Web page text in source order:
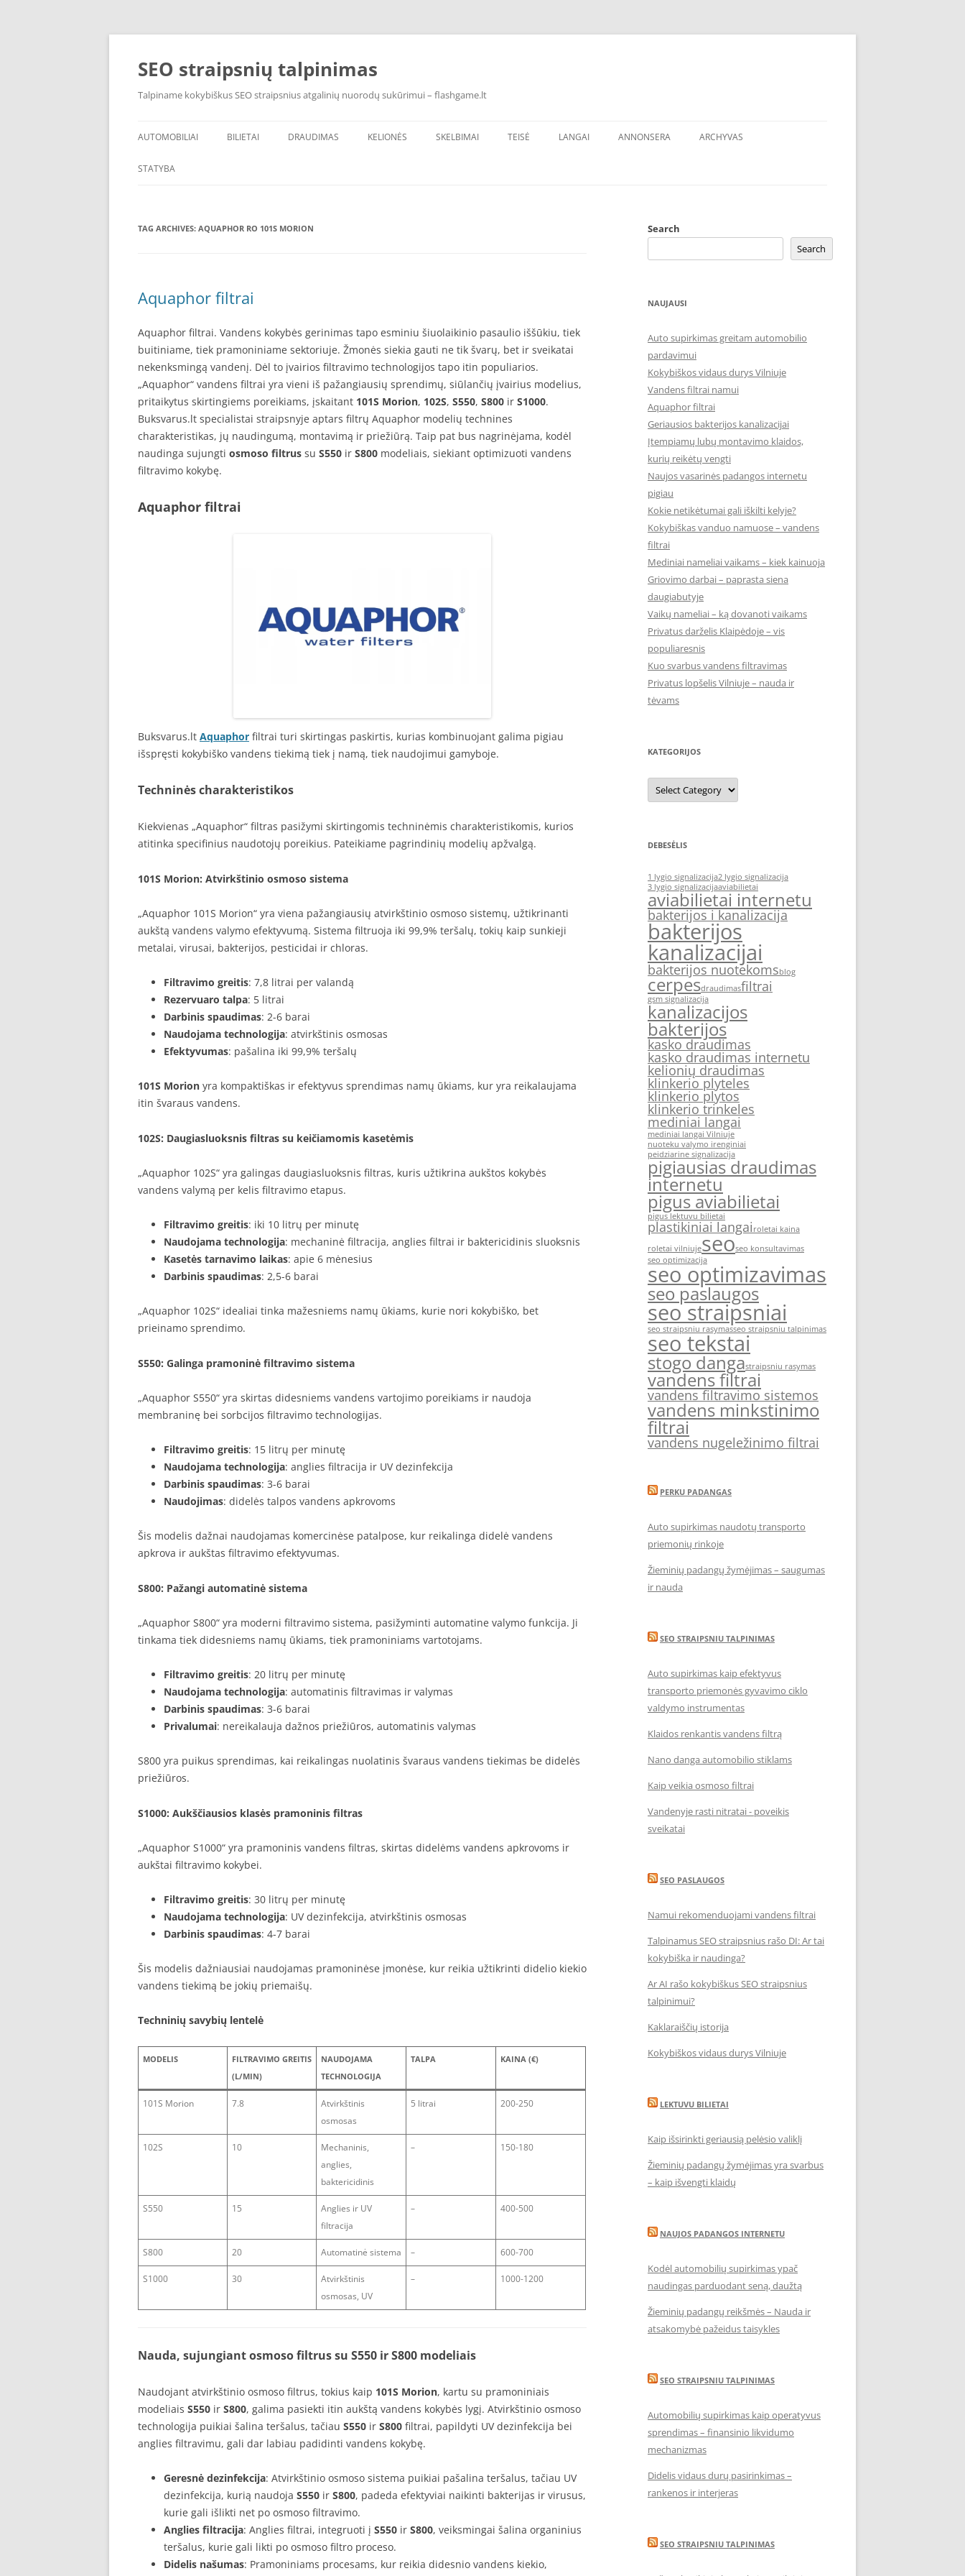
Skip
SEO straipsnių talpinimas
Talpiname kokybiškus SEO straipsnius atgalinių nuorodų sukūrimui – flashgame.lt
AUTOMOBILIAI BILIETAI DRAUDIMAS KELIONĖS SKELBIMAI TEISĖ LANGAI ANNONSERA ARCHYVAS
STATYBA
TAG ARCHIVES: AQUAPHOR RO 101S MORION
Aquaphor filtrai
Aquaphor filtrai. Vandens kokybės gerinimas tapo esminiu šiuolaikinio pasaulio iššūkiu, tiek
buitiniame, tiek pramoniniame sektoriuje. Žmonės siekia gauti ne tik švarų, bet ir sveikatai
nekenksmingą vandenį. Dėl to įvairios filtravimo technologijos tapo itin populiarios.
„Aquaphor“ vandens filtrai yra vieni iš pažangiausių sprendimų, siūlančių įvairius modelius,
pritaikytus skirtingiems poreikiams, įskaitant 101S Morion, 102S, S550, S800 ir S1000.
Buksvarus.lt specialistai straipsnyje aptars filtrų Aquaphor modelių technines
charakteristikas, jų naudingumą, montavimą ir priežiūrą. Taip pat bus nagrinėjama, kodėl
naudinga sujungti osmoso filtrus su S550 ir S800 modeliais, siekiant optimizuoti vandens
filtravimo kokybę.
Aquaphor filtrai
Buksvarus.lt Aquaphor filtrai turi skirtingas paskirtis, kurias kombinuojant galima pigiau
išspręsti kokybiško vandens tiekimą tiek į namą, tiek naudojimui gamyboje.
Techninės charakteristikos
Kiekvienas „Aquaphor“ filtras pasižymi skirtingomis techninėmis charakteristikomis, kurios
atitinka specifinius naudotojų poreikius. Pateikiame pagrindinių modelių apžvalgą.
101S Morion: Atvirkštinio osmoso sistema
„Aquaphor 101S Morion“ yra viena pažangiausių atvirkštinio osmoso sistemų, užtikrinanti
aukštą vandens valymo efektyvumą. Sistema filtruoja iki 99,9% teršalų, tokių kaip sunkieji
metalai, virusai, bakterijos, pesticidai ir chloras.
Filtravimo greitis: 7,8 litrai per valandą
Rezervuaro talpa: 5 litrai
Darbinis spaudimas: 2-6 barai
Naudojama technologija: atvirkštinis osmosas
Efektyvumas: pašalina iki 99,9% teršalų
101S Morion yra kompaktiškas ir efektyvus sprendimas namų ūkiams, kur yra reikalaujama
itin švaraus vandens.
102S: Daugiasluoksnis filtras su keičiamomis kasetėmis
„Aquaphor 102S“ yra galingas daugiasluoksnis filtras, kuris užtikrina aukštos kokybės
vandens valymą per kelis filtravimo etapus.
Filtravimo greitis: iki 10 litrų per minutę
Naudojama technologija: mechaninė filtracija, anglies filtrai ir baktericidinis sluoksnis
Kasetės tarnavimo laikas: apie 6 mėnesius
Darbinis spaudimas: 2,5-6 barai
„Aquaphor 102S“ idealiai tinka mažesniems namų ūkiams, kurie nori kokybiško, bet
prieinamo sprendimo.
S550: Galinga pramoninė filtravimo sistema
„Aquaphor S550“ yra skirtas didesniems vandens vartojimo poreikiams ir naudoja
membraninę bei sorbcijos filtravimo technologijas.
Filtravimo greitis: 15 litrų per minutę
Naudojama technologija: anglies filtracija ir UV dezinfekcija
Darbinis spaudimas: 3-6 barai
Naudojimas: didelės talpos vandens apkrovoms
Šis modelis dažnai naudojamas komercinėse patalpose, kur reikalinga didelė vandens
apkrova ir aukštas filtravimo efektyvumas.
S800: Pažangi automatinė sistema
„Aquaphor S800“ yra moderni filtravimo sistema, pasižyminti automatine valymo funkcija. Ji
tinkama tiek didesniems namų ūkiams, tiek pramoniniams vartotojams.
Filtravimo greitis: 20 litrų per minutę
Naudojama technologija: automatinis filtravimas ir valymas
Darbinis spaudimas: 3-6 barai
Privalumai: nereikalauja dažnos priežiūros, automatinis valymas
S800 yra puikus sprendimas, kai reikalingas nuolatinis švaraus vandens tiekimas be didelės
priežiūros.
S1000: Aukščiausios klasės pramoninis filtras
„Aquaphor S1000“ yra pramoninis vandens filtras, skirtas didelėms vandens apkrovoms ir
aukštai filtravimo kokybei.
Filtravimo greitis: 30 litrų per minutę
Naudojama technologija: UV dezinfekcija, atvirkštinis osmosas
Darbinis spaudimas: 4-7 barai
Šis modelis dažniausiai naudojamas pramoninėse įmonėse, kur reikia užtikrinti didelio kiekio
vandens tiekimą be jokių priemaišų.
Techninių savybių lentelė
MODELIS
FILTRAVIMO GREITIS
(L/MIN)
NAUDOJAMA
TECHNOLOGIJA
TALPA KAINA (€)
101S Morion 7.8
Atvirkštinis
osmosas
5 litrai 200-250
102S 10
Mechaninis,
anglies,
baktericidinis
– 150-180
S550 15
Anglies ir UV
filtracija
– 400-500
S800 20 Automatinė sistema – 600-700
S1000 30
Atvirkštinis
osmosas, UV
– 1000-1200
Nauda, sujungiant osmoso filtrus su S550 ir S800 modeliais
Naudojant atvirkštinio osmoso filtrus, tokius kaip 101S Morion, kartu su pramoniniais
modeliais S550 ir S800, galima pasiekti itin aukštą vandens kokybės lygį. Atvirkštinio osmoso
technologija puikiai šalina teršalus, tačiau S550 ir S800 filtrai, papildyti UV dezinfekcija bei
anglies filtravimu, gali dar labiau padidinti vandens kokybę.
Geresnė dezinfekcija: Atvirkštinio osmoso sistema puikiai pašalina teršalus, tačiau UV
dezinfekcija, kurią naudoja S550 ir S800, padeda efektyviai naikinti bakterijas ir virusus,
kurie gali išlikti net po osmoso filtravimo.
Anglies filtracija: Anglies filtrai, integruoti į S550 ir S800, veiksmingai šalina organinius
teršalus, kurie gali likti po osmoso filtro proceso.
Didelis našumas: Pramoniniams procesams, kur reikia didesnio vandens kiekio,
Search
Search
NAUJAUSI
Auto supirkimas greitam automobilio
pardavimui
Kokybiškos vidaus durys Vilniuje
Vandens filtrai namui
Aquaphor filtrai
Geriausios bakterijos kanalizacijai
Įtempiamų lubų montavimo klaidos,
kurių reikėtų vengti
Naujos vasarinės padangos internetu
pigiau
Kokie netikėtumai gali iškilti kelyje?
Kokybiškas vanduo namuose – vandens
filtrai
Mediniai nameliai vaikams – kiek kainuoja
Griovimo darbai – paprasta siena
daugiabutyje
Vaikų nameliai – ką dovanoti vaikams
Privatus darželis Klaipėdoje – vis
populiaresnis
Kuo svarbus vandens filtravimas
Privatus lopšelis Vilniuje – nauda ir
tėvams
KATEGORIJOS
Kategorijos
DEBESĖLIS
1 lygio signalizacija2 lygio signalizacija
3 lygio signalizacijaaviabilietai
aviabilietai internetu
bakterijos i kanalizacija
bakterijos
kanalizacijai
bakterijos nuotekomsblog
cerpesdraudimasfiltrai
gsm signalizacija
kanalizacijos
bakterijos
kasko draudimas
kasko draudimas internetu
kelionių draudimas
klinkerio plyteles
klinkerio plytos
klinkerio trinkeles
mediniai langai
mediniai langai Vilniuje
nuoteku valymo irenginiai
peidziarine signalizacija
pigiausias draudimas
internetu
pigus aviabilietai
pigus lektuvu bilietai
plastikiniai langai roletai kaina
roletai vilniujeseoseo konsultavimas
seo optimizacija
seo optimizavimas
seo paslaugos
seo straipsniai
seo straipsniu rasymasseo straipsniu talpinimas
seo tekstai
stogo dangastraipsniu rasymas
vandens filtrai
vandens filtravimo sistemos
vandens minkstinimo
filtrai
vandens nugeležinimo filtrai
PERKU PADANGAS
Auto supirkimas naudotų transporto
priemonių rinkoje
Žieminių padangų žymėjimas – saugumas
ir nauda
SEO STRAIPSNIU TALPINIMAS
Auto supirkimas kaip efektyvus
transporto priemonės gyvavimo ciklo
valdymo instrumentas
Klaidos renkantis vandens filtrą
Nano danga automobilio stiklams
Kaip veikia osmoso filtrai
Vandenyje rasti nitratai - poveikis
sveikatai
SEO PASLAUGOS
Namui rekomenduojami vandens filtrai
Talpinamus SEO straipsnius rašo DI: Ar tai
kokybiška ir naudinga?
Ar AI rašo kokybiškus SEO straipsnius
talpinimui?
Kaklaraiščių istorija
Kokybiškos vidaus durys Vilniuje
LEKTUVU BILIETAI
Kaip išsirinkti geriausią pelėsio valiklį
Žieminių padangų žymėjimas yra svarbus
– kaip išvengti klaidų
NAUJOS PADANGOS INTERNETU
Kodėl automobilių supirkimas ypač
naudingas parduodant seną, daužtą
Žieminių padangų reikšmės – Nauda ir
atsakomybė pažeidus taisykles
SEO STRAIPSNIU TALPINIMAS
Automobilių supirkimas kaip operatyvus
sprendimas – finansinio likvidumo
mechanizmas
Didelis vidaus durų pasirinkimas –
rankenos ir interjeras
SEO STRAIPSNIU TALPINIMAS